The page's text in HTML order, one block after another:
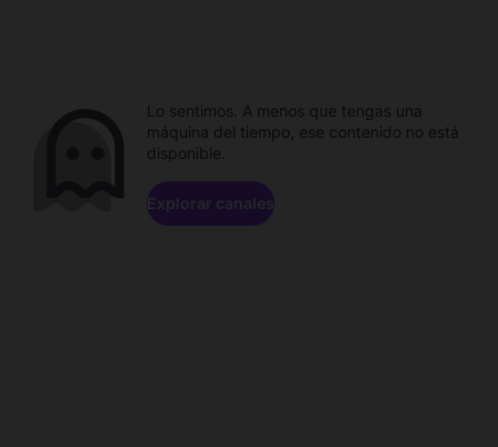
Lo sentimos. A menos que tengas una
máquina del tiempo, ese contenido no está
disponible.
Explorar canales